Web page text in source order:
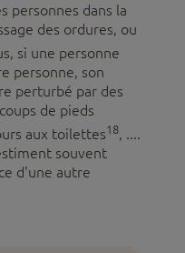
personnes dans la
des ordures, ou
si une personne
personne, son
perturbé par des
de pieds
aux toilettes18, ....
souvent
d'une autre